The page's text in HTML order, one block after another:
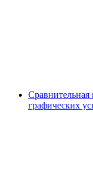
Сравнительная
графических